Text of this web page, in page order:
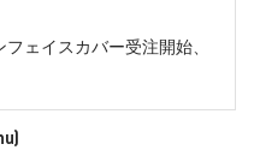
ェイスカバー受注開始、